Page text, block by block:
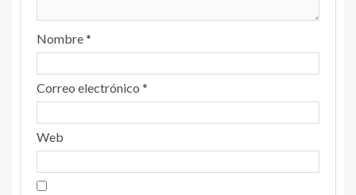
Nombre*
Correo electrónico *
Web